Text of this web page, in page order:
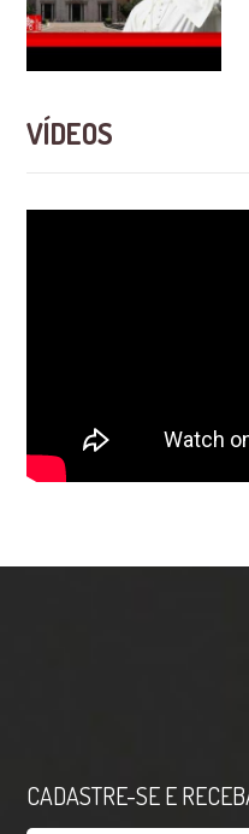
VÍDEOS
CADASTRE-SE E